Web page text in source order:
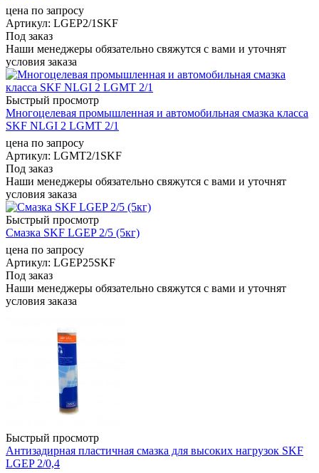
цена по запросу
Артикул: LGEP2/1SKF
Под заказ
Наши менеджеры обязательно свяжутся с вами и уточнят
условия заказа
Быстрый просмотр
Многоцелевая промышленная и автомобильная смазка класса
SKF NLGI 2 LGMT 2/1
цена по запросу
Артикул: LGMT2/1SKF
Под заказ
Наши менеджеры обязательно свяжутся с вами и уточнят
условия заказа
Быстрый просмотр
Смазка SKF LGEP 2/5 (5кг)
цена по запросу
Артикул: LGEP25SKF
Под заказ
Наши менеджеры обязательно свяжутся с вами и уточнят
условия заказа
Быстрый просмотр
Антизадирная пластичная смазка для высоких нагрузок SKF
LGEP 2/0,4